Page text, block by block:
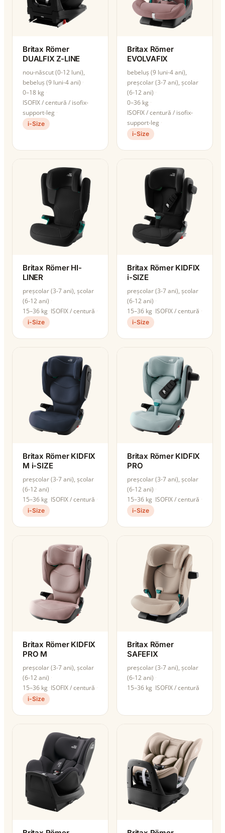
Britax Römer
DUALFIX Z-LINE
nou-născut (0-12 luni),
bebeluș (9 luni-4 ani)
0–18 kg
ISOFIX / centură / isofix-
support-leg
i-Size
Britax Römer
EVOLVAFIX
bebeluș (9 luni-4 ani),
preșcolar (3-7 ani), școlar
(6-12 ani)
0–36 kg
ISOFIX / centură / isofix-
support-leg
i-Size
Britax Römer HI-
LINER
preșcolar (3-7 ani), școlar
(6-12 ani)
15–36 kg ISOFIX / centură
i-Size
Britax Römer KIDFIX
i-SIZE
preșcolar (3-7 ani), școlar
(6-12 ani)
15–36 kg ISOFIX / centură
i-Size
Britax Römer KIDFIX
M i-SIZE
preșcolar (3-7 ani), școlar
(6-12 ani)
15–36 kg ISOFIX / centură
i-Size
Britax Römer KIDFIX
PRO
preșcolar (3-7 ani), școlar
(6-12 ani)
15–36 kg ISOFIX / centură
i-Size
Britax Römer KIDFIX
PRO M
preșcolar (3-7 ani), școlar
(6-12 ani)
15–36 kg ISOFIX / centură
i-Size
Britax Römer
SAFEFIX
preșcolar (3-7 ani), școlar
(6-12 ani)
15–36 kg ISOFIX / centură